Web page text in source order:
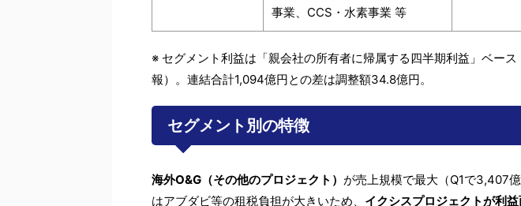
事業、CCS・水素事業 等
※ セグメント利益は「親会社の所有者に帰属する四半期利益」ベー
報）。連結合計1,094億円との差は調整額34.8億円。
セグメント別の特徴
海外O&G（その他のプロジェクト） が売上規模で最大（Q1で3,407
はアブダビ等の租税負担が大きいため、 イクシスプロジェクトが利